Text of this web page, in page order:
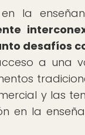
la
desafíos
a una
y las
en la